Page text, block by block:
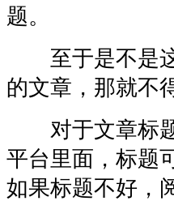
题。
至于是不是这
的文章，那就不
对于文章标题
平台里面，标题
如果标题不好，